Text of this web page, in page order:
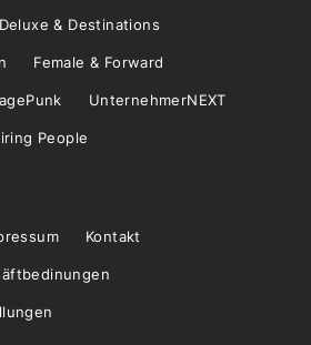
Deluxe & Destinations
Female & Forward
UnternehmerNEXT
People
Kontakt